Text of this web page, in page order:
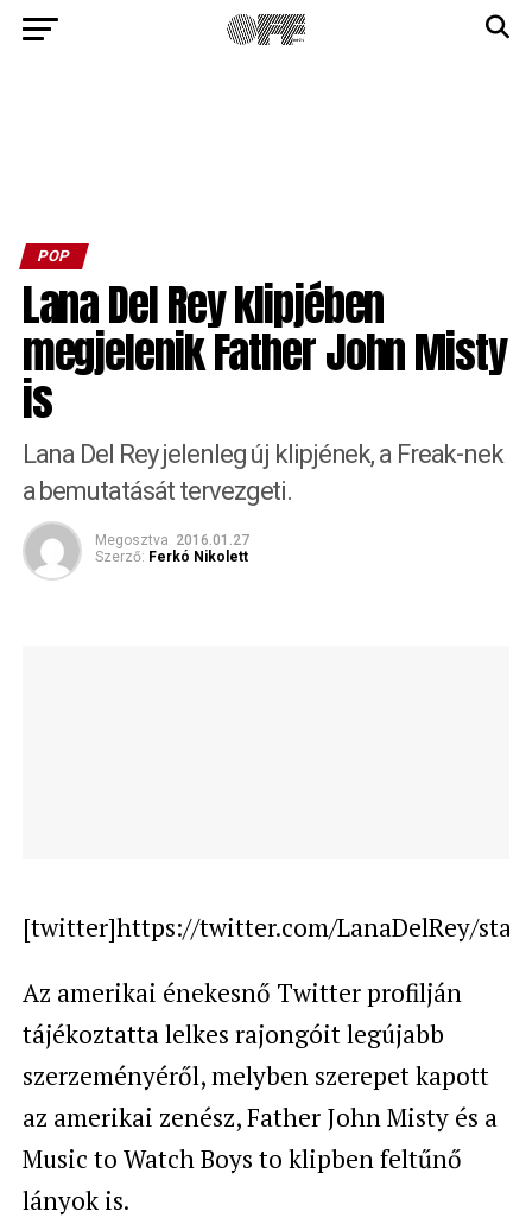
POP
Lana Del Rey klipjében
megjelenik Father John Misty
is
Lana Del Rey jelenleg új klipjének, a Freak-nek
a bemutatását tervezgeti.
Megosztva 2016.01.27
Szerző: Ferkó Nikolett
[twitter]https://twitter.com/LanaDelRey/
Az amerikai énekesnő Twitter profilján
tájékoztatta lelkes rajongóit legújabb
szerzeményéről, melyben szerepet kapott
az amerikai zenész, Father John Misty és a
Music to Watch Boys to klipben feltűnő
lányok is.